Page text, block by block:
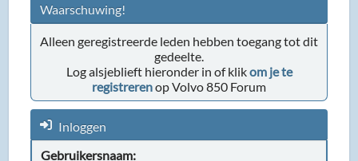
Waarschuwing!
Alleen geregistreerde leden hebben toegang tot dit
gedeelte.
Log alsjeblieft hieronder in of klikom je te
registrerenop Volvo 850 Forum
Inloggen
Gebruikersnaam: